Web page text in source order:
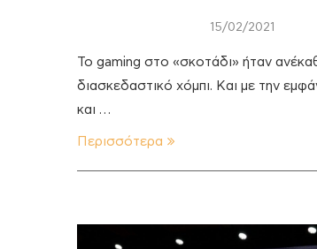
15/02/2021
To gaming στο «σκοτάδι» ήταν
διασκεδαστικό χόμπι. Και με την
και …
Περισσότερα